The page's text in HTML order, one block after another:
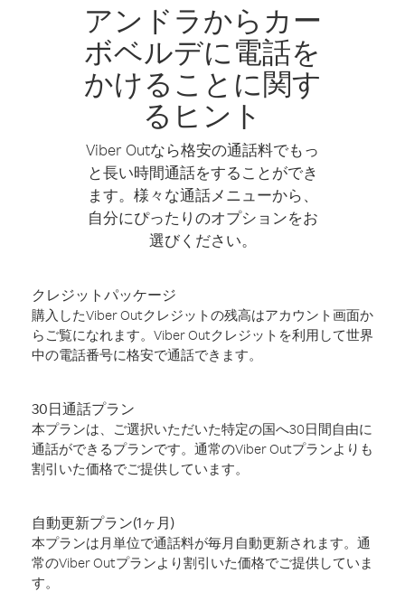
アンドラからカー
ボベルデに電話を
かけることに関す
るヒント
Viber Outなら格安の通話料でもっ
と長い時間通話をすることができ
ます。様々な通話メニューから、
自分にぴったりのオプションをお
選びください。
クレジットパッケージ
購入したViber Outクレジットの残高はアカウント画面か
らご覧になれます。Viber Outクレジットを利用して世界
中の電話番号に格安で通話できます。
30日通話プラン
本プランは、ご選択いただいた特定の国へ30日間自由に
通話ができるプランです。通常のViber Outプランよりも
割引いた価格でご提供しています。
自動更新プラン(1ヶ月)
本プランは月単位で通話料が毎月自動更新されます。通
常のViber Outプランより割引いた価格でご提供していま
す。